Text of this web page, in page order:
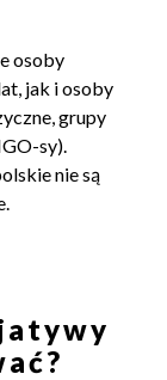
osoby
jak i osoby
grupy
sy).
nie są